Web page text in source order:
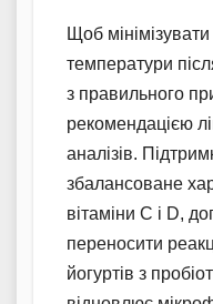
Щоб
температури
з правильного
рекомендацією
аналізів.
збалансоване
вітаміни C і D,
переносити
йогуртів з